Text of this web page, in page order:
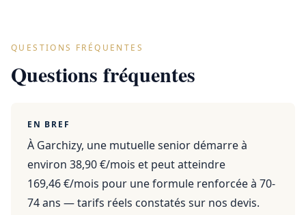
QUESTIONS FRÉQUENTES
Questions fréquentes
EN BREF
À Garchizy, une mutuelle senior démarre à
environ 38,90 €/mois et peut atteindre
169,46 €/mois pour une formule renforcée à 70-
74 ans — tarifs réels constatés sur nos devis.